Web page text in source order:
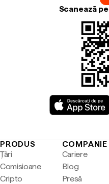
Scanează
PRODUS
Țări
Comisioane
Cripto
COMPANIE
Cariere
Blog
Presă